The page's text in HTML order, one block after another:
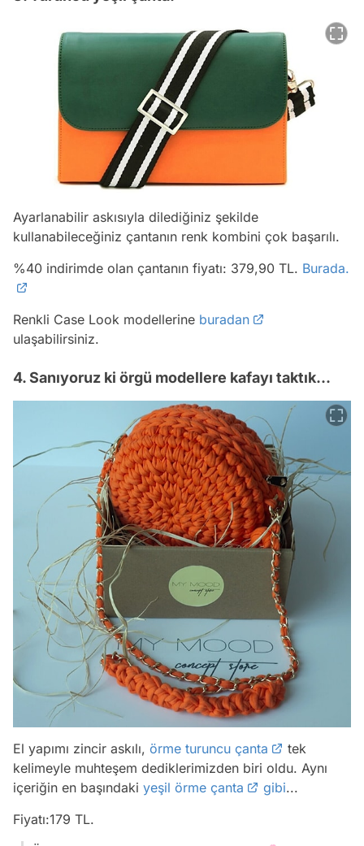
Ayarlanabilir askısıyla dilediğiniz şekilde
kullanabileceğiniz çantanın renk kombini çok başarılı.
%40 indirimde olan çantanın fiyatı: 379,90 TL. Burada.
Renkli Case Look modellerine buradan
ulaşabilirsiniz.
4. Sanıyoruz ki örgü modellere kafayı taktık...
El yapımı zincir askılı, örme turuncu çanta
tek
kelimeyle muhteşem dediklerimizden biri oldu. Aynı
içeriğin en başındaki yeşil örme çanta gibi...
Fiyatı:179 TL.